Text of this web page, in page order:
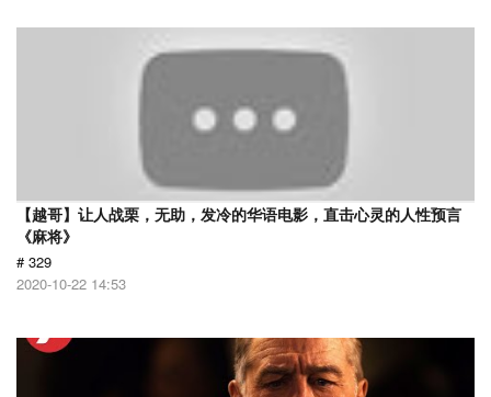
【越哥】让人战栗，无助，发冷的华语电影，直击心灵的人性预言
《麻将》
# 329
2020-10-22 14:53